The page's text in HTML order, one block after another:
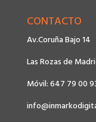
CONTACTO
Av.Coruña Bajo 14
Las Rozas de
Móvil: 647 79 00